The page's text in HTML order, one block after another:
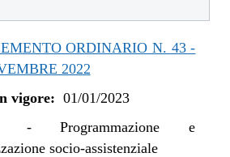
ORDINARIO N. 43 -
2022
vigore: 01/01/2023
-Programmazione e
socio-assistenziale